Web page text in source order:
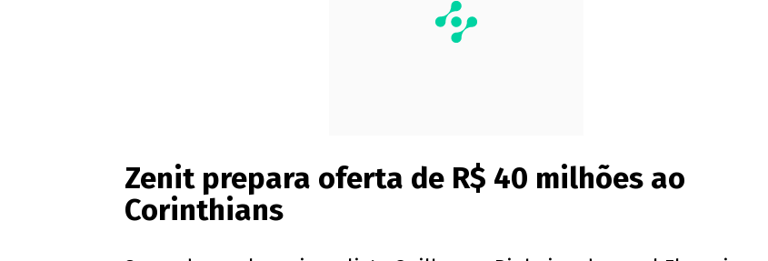
Zenit prepara oferta de R$ 40 milhões ao
Corinthians